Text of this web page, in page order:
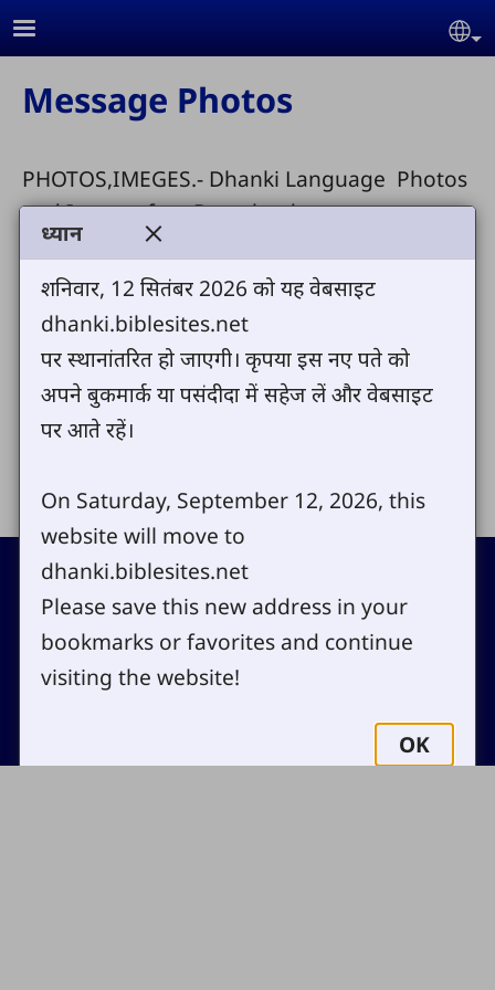
Skip to main content
Message Photos
PHOTOS,IMEGES.- Dhanki Language Photos
and Imeges free Downloads.
We have up louded the Dhanki Jesus Film
here. Feel Free to downloads and share this
videos
Footer
Contact
Copyright
Site map
Privacy policy
Cookie settings
ध्यान
शनिवार, 12 सितंबर 2026 को यह वेबसाइट
dhanki.biblesites.net
पर स्थानांतरित हो जाएगी। कृपया इस नए पते को
अपने बुकमार्क या पसंदीदा में सहेज लें और वेबसाइट
पर आते रहें।
On Saturday, September 12, 2026, this
website will move to
dhanki.biblesites.net
Please save this new address in your
bookmarks or favorites and continue
visiting the website!
OK